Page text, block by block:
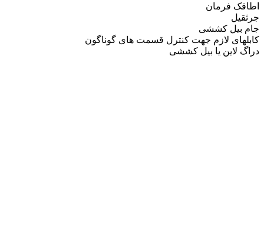
اطاقک فرمان
جرثقیل
جام بیل کششی
کابلهای لازم جهت کنترل قسمت های گوناگون
دراگ لاین یا بیل کششی